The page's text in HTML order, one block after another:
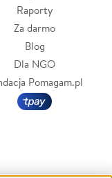
Raporty
Za darmo
Blog
Dla NGO
Pomagam.pl